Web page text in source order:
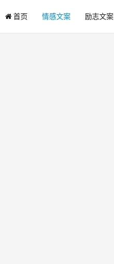
首页 情感文案 励志文案